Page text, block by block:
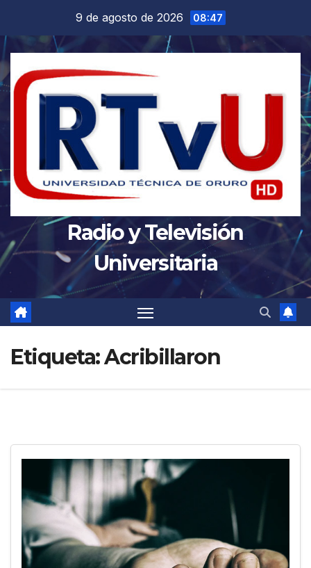
contenido
9 de agosto de 2026 08:47
Radio y Televisión
Universitaria
Etiqueta:Acribillaron